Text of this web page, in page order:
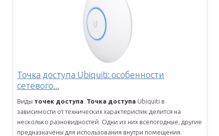
Точка доступа Ubiquiti: особенности
сетевого...
Виды точек доступа Точка доступа Ubiquiti в
зависимости оттехнических характеристик делится на
несколько разновидностей. Одни из них всепогодные, другие
предназначены для использования внутри помещения.